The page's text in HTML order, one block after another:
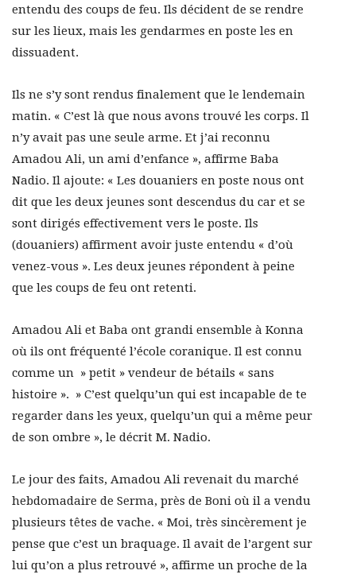
entendu des coups de feu. Ils décident de se rendre
sur les lieux, mais les gendarmes en poste les en
dissuadent.
Ils ne s’y sont rendus finalement que le lendemain
matin. « C’est là que nous avons trouvé les corps. Il
n’y avait pas une seule arme. Et j’ai reconnu
Amadou Ali, un ami d’enfance », affirme Baba
Nadio. Il ajoute: « Les douaniers en poste nous ont
dit que les deux jeunes sont descendus du car et se
sont dirigés effectivement vers le poste. Ils
(douaniers) affirment avoir juste entendu « d’où
venez-vous ». Les deux jeunes répondent à peine
que les coups de feu ont retenti.
Amadou Ali et Baba ont grandi ensemble à Konna
où ils ont fréquenté l’école coranique. Il est connu
comme un » petit » vendeur de bétails « sans
histoire ». » C’est quelqu’un qui est incapable de te
regarder dans les yeux, quelqu’un qui a même peur
de son ombre », le décrit M. Nadio.
Le jour des faits, Amadou Ali revenait du marché
hebdomadaire de Serma, près de Boni où il a vendu
plusieurs têtes de vache. « Moi, très sincèrement je
pense que c’est un braquage. Il avait de l’argent sur
lui qu’on a plus retrouvé », affirme un proche de la